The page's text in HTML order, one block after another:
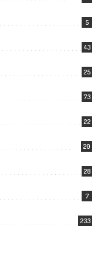
5
43
25
73
22
20
28
7
233